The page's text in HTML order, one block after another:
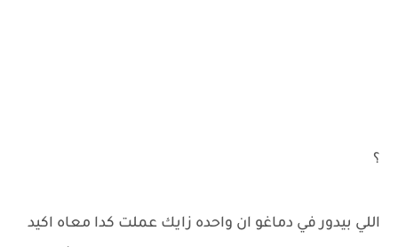
؟
اللي بيدور في دماغو ان واحده زايك عملت كدا معاه اكيد